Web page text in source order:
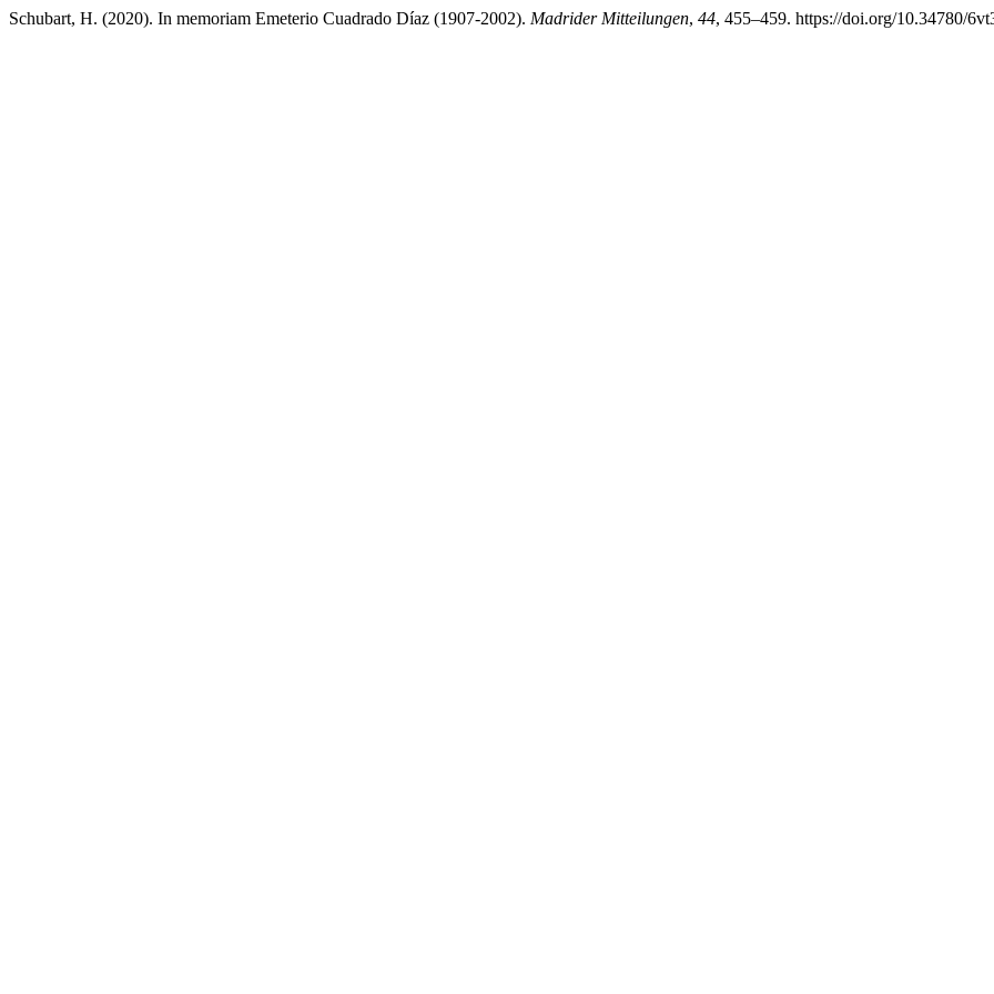
Schubart, H. (2020). In memoriam Emeterio Cuadrado Díaz (1907-2002). Madrider Mitteilungen, 44, 455–459. https://doi.org/10.34780/